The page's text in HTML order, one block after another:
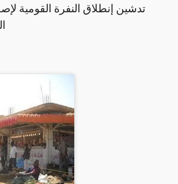
تدشين إنطلاق النفرة القومية